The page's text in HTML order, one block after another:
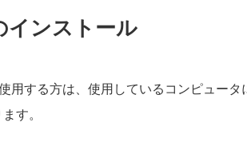
インストール
用する方は、使用しているコンピュータ
す。